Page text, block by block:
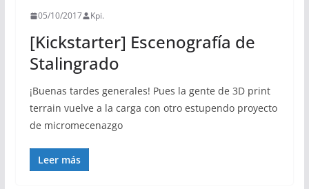
05/10/2017 Kpi.
[Kickstarter] Escenografía de
Stalingrado
¡Buenas tardes generales! Pues la gente de 3D print
terrain vuelve a la carga con otro estupendo proyecto
de micromecenazgo
Leer más